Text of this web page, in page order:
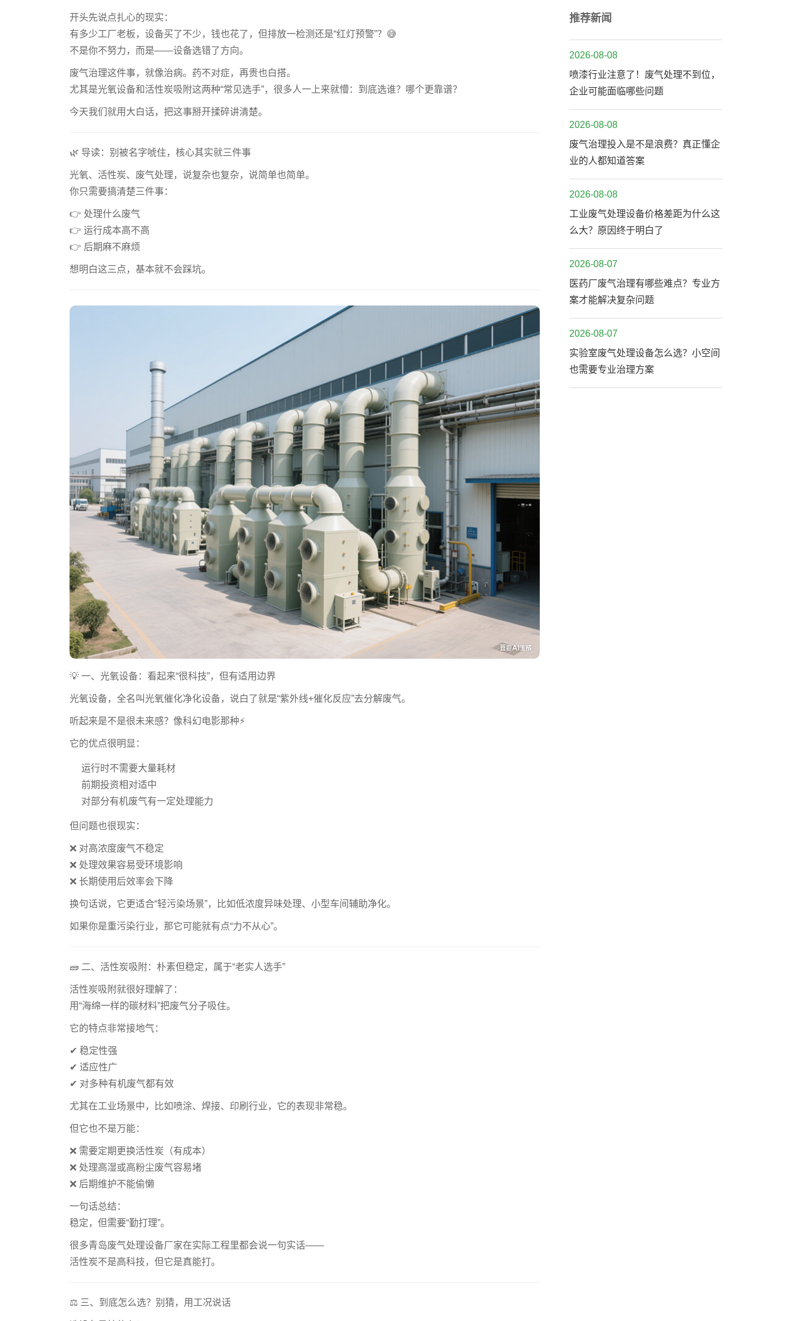
开头先说点扎心的现实：
有多少工厂老板，设备买了不少，钱也花了，但排放一检测还是“红灯预警”？😅
不是你不努力，而是——设备选错了方向。
废气治理这件事，就像治病。药不对症，再贵也白搭。
尤其是光氧设备和活性炭吸附这两种“常见选手”，很多人一上来就懵：到底选谁？哪个更靠谱？
今天我们就用大白话，把这事掰开揉碎讲清楚。
🌿 导读：别被名字唬住，核心其实就三件事
光氧、活性炭、废气处理，说复杂也复杂，说简单也简单。
你只需要搞清楚三件事：
👉 处理什么废气
👉 运行成本高不高
👉 后期麻不麻烦
想明白这三点，基本就不会踩坑。
💡 一、光氧设备：看起来“很科技”，但有适用边界
光氧设备，全名叫光氧催化净化设备，说白了就是“紫外线+催化反应”去分解废气。
听起来是不是很未来感？像科幻电影那种⚡
它的优点很明显：
运行时不需要大量耗材
前期投资相对适中
对部分有机废气有一定处理能力
但问题也很现实：
❌ 对高浓度废气不稳定
❌ 处理效果容易受环境影响
❌ 长期使用后效率会下降
换句话说，它更适合“轻污染场景”，比如低浓度异味处理、小型车间辅助净化。
如果你是重污染行业，那它可能就有点“力不从心”。
🧱 二、活性炭吸附：朴素但稳定，属于“老实人选手”
活性炭吸附就很好理解了：
用“海绵一样的碳材料”把废气分子吸住。
它的特点非常接地气：
✔ 稳定性强
✔ 适应性广
✔ 对多种有机废气都有效
尤其在工业场景中，比如喷涂、焊接、印刷行业，它的表现非常稳。
但它也不是万能：
❌ 需要定期更换活性炭（有成本）
❌ 处理高湿或高粉尘废气容易堵
❌ 后期维护不能偷懒
一句话总结：
稳定，但需要“勤打理”。
很多青岛废气处理设备厂家在实际工程里都会说一句实话——
活性炭不是高科技，但它是真能打。
⚖️ 三、到底怎么选？别猜，用工况说话
推荐新闻
2026-08-08
喷漆行业注意了！废气处理不到位，
企业可能面临哪些问题
2026-08-08
废气治理投入是不是浪费？真正懂企
业的人都知道答案
2026-08-08
工业废气处理设备价格差距为什么这
么大？原因终于明白了
2026-08-07
医药厂废气治理有哪些难点？专业方
案才能解决复杂问题
2026-08-07
实验室废气处理设备怎么选？小空间
也需要专业治理方案